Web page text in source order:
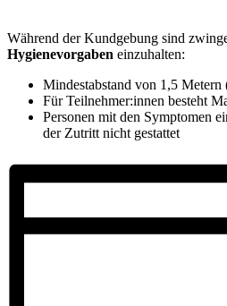
Während der Kundgebung sind
Hygienevorgaben einzuhalten:
Mindestabstand von 1,5 Metern
Für Teilnehmer:innen besteht
Personen mit den Symptomen
der Zutritt nicht gestattet